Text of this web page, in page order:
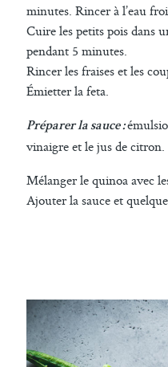
minutes. Rincer à l’eau
Cuire les petits pois dans
pendant 5 minutes.
Rincer les fraises et les
Émietter la feta.
Préparer la sauce :
vinaigre et le jus de citron.
Mélanger le quinoa avec
Ajouter la sauce et